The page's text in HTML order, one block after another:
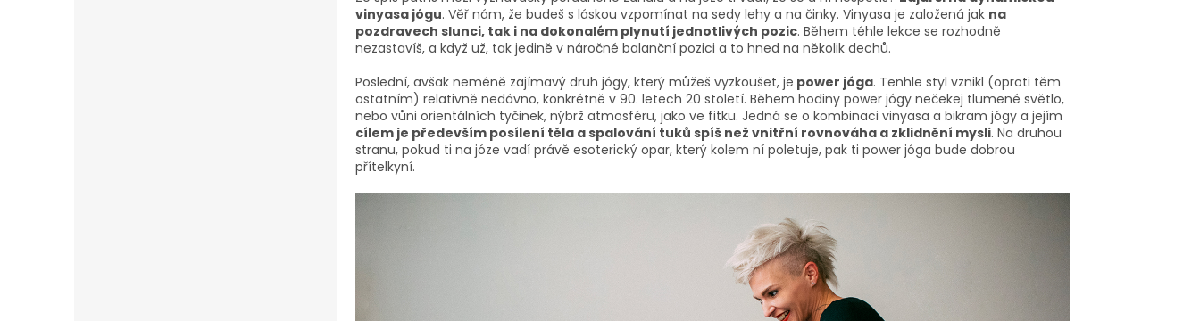
vinyasa jógu. Věř nám, že budeš s láskou vzpomínat na sedy lehy a na činky. Vinyasa je založená jak na
pozdravech slunci, tak i na dokonalém plynutí jednotlivých pozic. Během téhle lekce se rozhodně
nezastavíš, a když už, tak jedině v náročné balanční pozici a to hned na několik dechů.
Poslední, avšak neméně zajímavý druh jógy, který můžeš vyzkoušet, je power jóga. Tenhle styl vznikl (oproti těm
ostatním) relativně nedávno, konkrétně v 90. letech 20 století. Během hodiny power jógy nečekej tlumené světlo,
nebo vůni orientálních tyčinek, nýbrž atmosféru, jako ve fitku. Jedná se o kombinaci vinyasa a bikram jógy a jejím
cílem je především posílení těla a spalování tuků spíš než vnitřní rovnováha a zklidnění mysli. Na druhou
stranu, pokud ti na józe vadí právě esoterický opar, který kolem ní poletuje, pak ti power jóga bude dobrou
přítelkyní.